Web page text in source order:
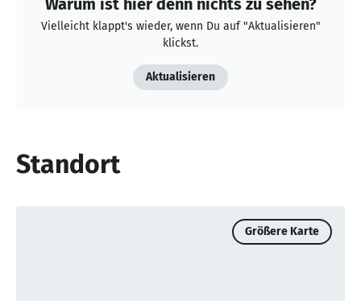
Vielleicht klappt's wieder, wenn Du auf "Aktualisieren"
klickst.
Aktualisieren
Standort
Größere Karte